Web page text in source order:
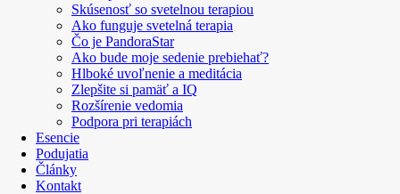
Skúsenosť so svetelnou terapiou
Ako funguje svetelná terapia
Čo je PandoraStar
Ako bude moje sedenie prebiehať?
Hlboké uvoľnenie a meditácia
Zlepšite si pamäť a IQ
Rozšírenie vedomia
Podpora pri terapiách
Esencie
Podujatia
Články
Kontakt